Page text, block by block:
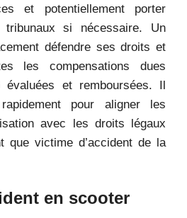
et potentiellement porter
tribunaux si nécessaire. Un
défendre ses droits et
les compensations dues
et remboursées. Il
pour aligner les
avec les droits légaux
que victime d’accident de la
en scooter